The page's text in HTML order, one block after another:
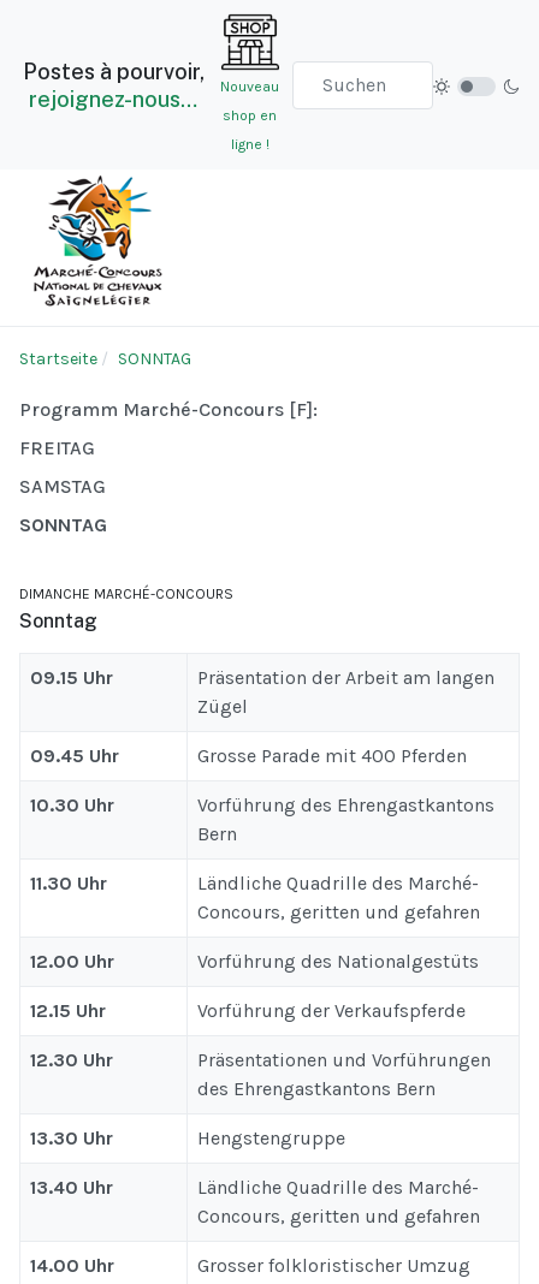
Postes à pourvoir,
rejoignez-nous…
Nouveau
shop en
ligne !
Startseite SONNTAG
Programm Marché-Concours [F]:
FREITAG
SAMSTAG
SONNTAG
DIMANCHE MARCHÉ-CONCOURS
Sonntag
09.15 Uhr
Präsentation der Arbeit am langen
Zügel
09.45 Uhr Grosse Parade mit 400 Pferden
10.30 Uhr
Vorführung des Ehrengastkantons
Bern
11.30 Uhr
Ländliche Quadrille des Marché-
Concours, geritten und gefahren
12.00 Uhr Vorführung des Nationalgestüts
12.15 Uhr Vorführung der Verkaufspferde
12.30 Uhr
Präsentationen und Vorführungen
des Ehrengastkantons Bern
13.30 Uhr Hengstengruppe
13.40 Uhr
Ländliche Quadrille des Marché-
Concours, geritten und gefahren
14.00 Uhr Grosser folkloristischer Umzug